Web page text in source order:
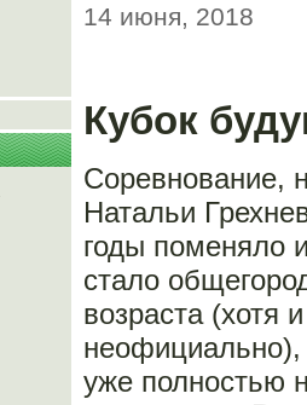
14 июня, 2018
Кубок
Соревнование,
Натальи
годы поменяло
стало
возраста (хотя
неофициально),
уже полностью